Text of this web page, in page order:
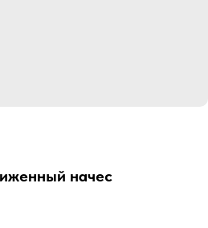
начес